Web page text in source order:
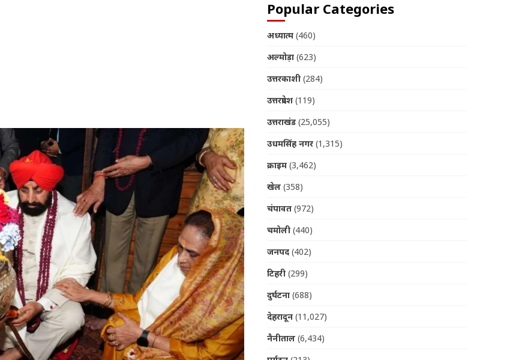
Popular Categories
अध्यात्म(460)
अल्मोड़ा(623)
उत्तरकाशी(284)
उत्तरप्रदेश(119)
उत्तराखंड(25,055)
उधमसिंह नगर(1,315)
क्राइम(3,462)
खेल(358)
चंपावत(972)
चमोली(440)
जनपद(402)
टिहरी(299)
दुर्घटना(688)
देहरादून(11,027)
नैनीताल(6,434)